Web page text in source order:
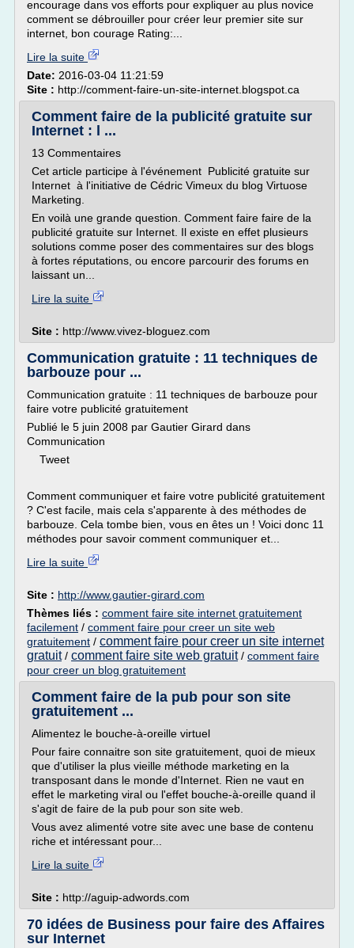
encourage dans vos efforts pour expliquer au plus novice
comment se débrouiller pour créer leur premier site sur
internet, bon courage Rating:...
Lire la suite
Date: 2016-03-04 11:21:59
Site : http://comment-faire-un-site-internet.blogspot.ca
Comment faire de la publicité gratuite sur
Internet : l ...
13 Commentaires
Cet article participe à l'événement Publicité gratuite sur
Internet à l'initiative de Cédric Vimeux du blog Virtuose
Marketing.
En voilà une grande question. Comment faire faire de la
publicité gratuite sur Internet. Il existe en effet plusieurs
solutions comme poser des commentaires sur des blogs
à fortes réputations, ou encore parcourir des forums en
laissant un...
Lire la suite
Site : http://www.vivez-bloguez.com
Communication gratuite : 11 techniques de
barbouze pour ...
Communication gratuite : 11 techniques de barbouze pour
faire votre publicité gratuitement
Publié le 5 juin 2008 par Gautier Girard dans
Communication
Tweet
Comment communiquer et faire votre publicité gratuitement
? C'est facile, mais cela s'apparente à des méthodes de
barbouze. Cela tombe bien, vous en êtes un ! Voici donc 11
méthodes pour savoir comment communiquer et...
Lire la suite
Site : http://www.gautier-girard.com
Thèmes liés : comment faire site internet gratuitement
facilement / comment faire pour creer un site web
gratuitement / comment faire pour creer un site internet
gratuit/ comment faire site web gratuit/ comment faire
pour creer un blog gratuitement
Comment faire de la pub pour son site
gratuitement ...
Alimentez le bouche-à-oreille virtuel
Pour faire connaitre son site gratuitement, quoi de mieux
que d'utiliser la plus vieille méthode marketing en la
transposant dans le monde d'Internet. Rien ne vaut en
effet le marketing viral ou l'effet bouche-à-oreille quand il
s'agit de faire de la pub pour son site web.
Vous avez alimenté votre site avec une base de contenu
riche et intéressant pour...
Lire la suite
Site : http://aguip-adwords.com
70 idées de Business pour faire des Affaires
sur Internet